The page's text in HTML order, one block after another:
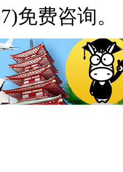
免费咨询。